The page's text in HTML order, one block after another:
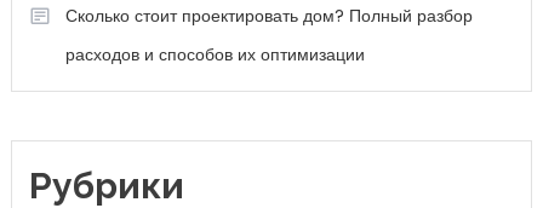
Сколько стоит проектировать дом? Полный разбор
расходов и способов их оптимизации
Рубрики